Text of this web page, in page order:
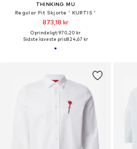
THINKING MU
Regular Fit Skjorte ' KURTIS '
873,18 kr
Oprindeligt: 970,20 kr
Sidste laveste pris:824,67 kr